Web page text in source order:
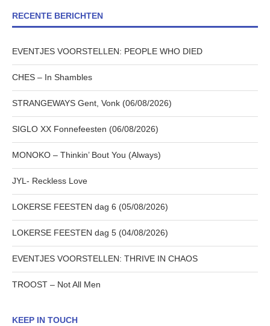
RECENTE BERICHTEN
EVENTJES VOORSTELLEN: PEOPLE WHO DIED
CHES – In Shambles
STRANGEWAYS Gent, Vonk (06/08/2026)
SIGLO XX Fonnefeesten (06/08/2026)
MONOKO – Thinkin’ Bout You (Always)
JYL- Reckless Love
LOKERSE FEESTEN dag 6 (05/08/2026)
LOKERSE FEESTEN dag 5 (04/08/2026)
EVENTJES VOORSTELLEN: THRIVE IN CHAOS
TROOST – Not All Men
KEEP IN TOUCH